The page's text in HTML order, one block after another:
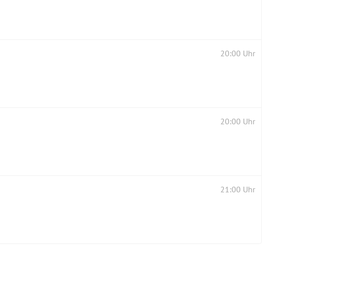
20:00 Uhr
20:00 Uhr
21:00 Uhr